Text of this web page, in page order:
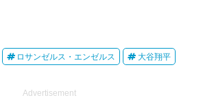
ロサンゼルス・エンゼルス 大谷翔平
Advertisement